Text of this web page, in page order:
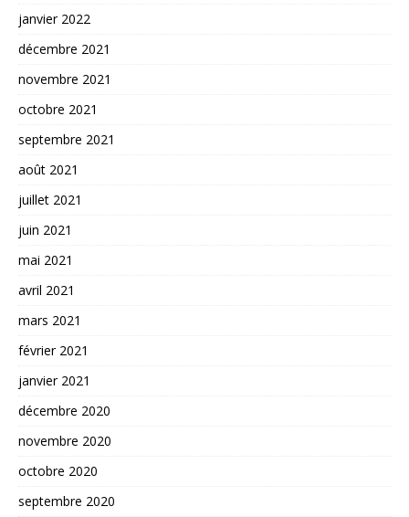
janvier 2022
décembre 2021
novembre 2021
octobre 2021
septembre 2021
août 2021
juillet 2021
juin 2021
mai 2021
avril 2021
mars 2021
février 2021
janvier 2021
décembre 2020
novembre 2020
octobre 2020
septembre 2020